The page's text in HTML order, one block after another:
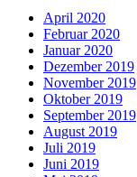
April 2020
Februar 2020
Januar 2020
Dezember 2019
November 2019
Oktober 2019
September 2019
August 2019
Juli 2019
Juni 2019